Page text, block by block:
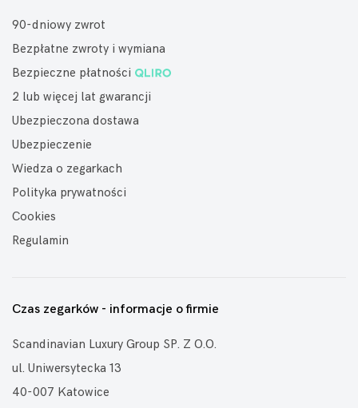
90-dniowy zwrot
Bezpłatne zwroty i wymiana
Bezpieczne płatności
2 lub więcej lat gwarancji
Ubezpieczona dostawa
Ubezpieczenie
Wiedza o zegarkach
Polityka prywatności
Cookies
Regulamin
Czas zegarków - informacje o firmie
Scandinavian Luxury Group SP. Z O.O.
ul. Uniwersytecka 13
40-007 Katowice